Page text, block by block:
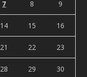
7 8 9
14 15 16
21 22 23
28 29 30